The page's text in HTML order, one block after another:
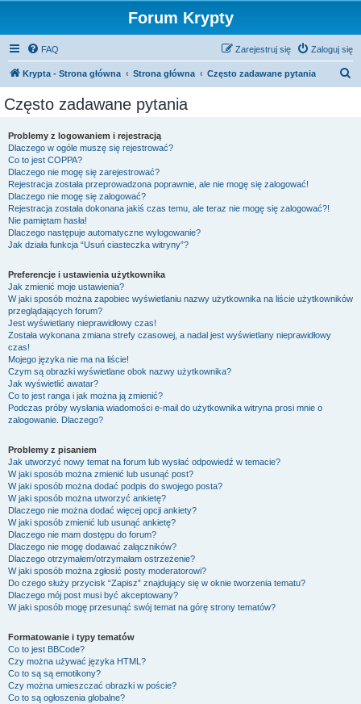
Forum Krypty
FAQ Zaloguj się
Zarejestruj się
Krypta - Strona główna Strona główna Często zadawane pytania
Często zadawane pytania
Problemy z logowaniem i rejestracją
Dlaczego w ogóle muszę się rejestrować?
Co to jest COPPA?
Dlaczego nie mogę się zarejestrować?
Rejestracja została przeprowadzona poprawnie, ale nie mogę się zalogować!
Dlaczego nie mogę się zalogować?
Rejestracja została dokonana jakiś czas temu, ale teraz nie mogę się zalogować?!
Nie pamiętam hasła!
Dlaczego następuje automatyczne wylogowanie?
Jak działa funkcja “Usuń ciasteczka witryny”?
Preferencje i ustawienia użytkownika
Jak zmienić moje ustawienia?
W jaki sposób można zapobiec wyświetlaniu nazwy użytkownika na liście użytkowników
przeglądających forum?
Jest wyświetlany nieprawidłowy czas!
Została wykonana zmiana strefy czasowej, a nadal jest wyświetlany nieprawidłowy
czas!
Mojego języka nie ma na liście!
Czym są obrazki wyświetlane obok nazwy użytkownika?
Jak wyświetlić awatar?
Co to jest ranga i jak można ją zmienić?
Podczas próby wysłania wiadomości e-mail do użytkownika witryna prosi mnie o
zalogowanie. Dlaczego?
Problemy z pisaniem
Jak utworzyć nowy temat na forum lub wysłać odpowiedź w temacie?
W jaki sposób można zmienić lub usunąć post?
W jaki sposób można dodać podpis do swojego posta?
W jaki sposób można utworzyć ankietę?
Dlaczego nie można dodać więcej opcji ankiety?
W jaki sposób zmienić lub usunąć ankietę?
Dlaczego nie mam dostępu do forum?
Dlaczego nie mogę dodawać załączników?
Dlaczego otrzymałem/otrzymałam ostrzeżenie?
W jaki sposób można zgłosić posty moderatorowi?
Do czego służy przycisk “Zapisz” znajdujący się w oknie tworzenia tematu?
Dlaczego mój post musi być akceptowany?
W jaki sposób mogę przesunąć swój temat na górę strony tematów?
Formatowanie i typy tematów
Co to jest BBCode?
Czy można używać języka HTML?
Co to są są emotikony?
Czy można umieszczać obrazki w poście?
Co to są ogłoszenia globalne?